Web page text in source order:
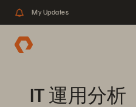
My Updates
IT 運用分析